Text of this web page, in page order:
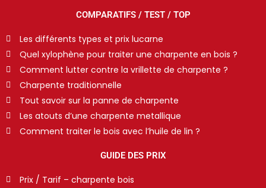
COMPARATIFS / TEST / TOP
Les différents types et prix lucarne
Quel xylophène pour traiter une charpente en bois ?
Comment lutter contre la vrillette de charpente ?
Charpente traditionnelle
Tout savoir sur la panne de charpente
Les atouts d’une charpente metallique
Comment traiter le bois avec l’huile de lin ?
GUIDE DES PRIX
Prix / Tarif – charpente bois